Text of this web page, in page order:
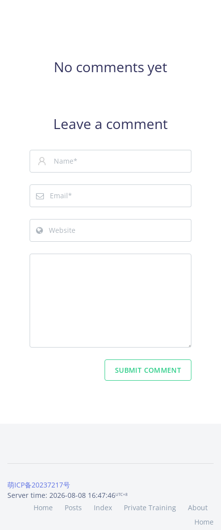
No comments yet
Leave a comment
SUBMIT COMMENT
萌ICP备20237217号
Server time: 2026-08-08 16:47:46UTC+8
Home Posts Index Private Training
About
Home